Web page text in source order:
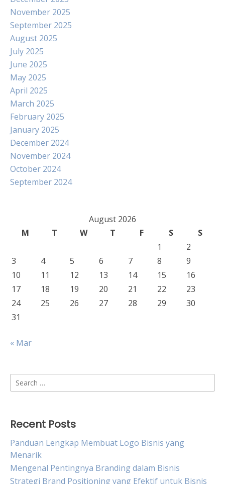
November 2025
September 2025
August 2025
July 2025
June 2025
May 2025
April 2025
March 2025
February 2025
January 2025
December 2024
November 2024
October 2024
September 2024
August 2026
M
T W T F S
S
1
2
3
4 5 6 7 8
9
10
11 12 13 14 15
16
17
18 19 20 21 22
23
24
25 26 27 28 29
30
31
« Mar
Search
for:
Recent Posts
Panduan Lengkap Membuat Logo Bisnis yang
Menarik
Mengenal Pentingnya Branding dalam Bisnis
Strategi Brand Positioning yang Efektif untuk Bisnis